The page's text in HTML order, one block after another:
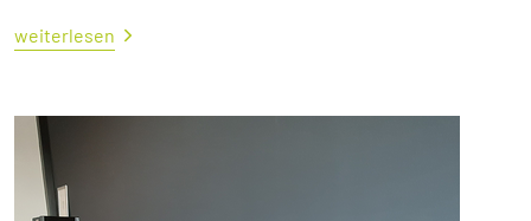
weiterlesen